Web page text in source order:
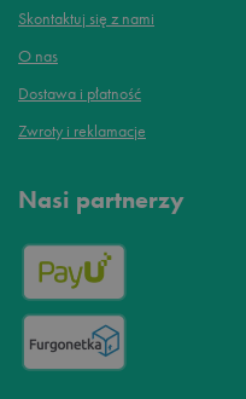
Skontaktuj się z nami
O nas
Dostawa i płatność
Zwroty i reklamacje
Nasi partnerzy